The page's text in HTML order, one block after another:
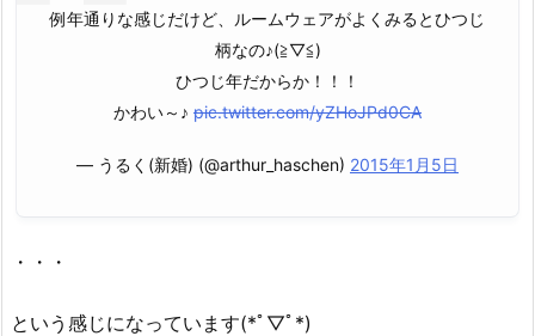
例年通りな感じだけど、ルームウェアがよくみるとひつじ
柄なの♪(≧▽≦)
ひつじ年だからか！！！
かわい～♪ pic.twitter.com/yZHoJPd0CA
— うるく(新婚) (@arthur_haschen) 2015年1月5日
・・・
という感じになっています(*ﾟ▽ﾟ*)